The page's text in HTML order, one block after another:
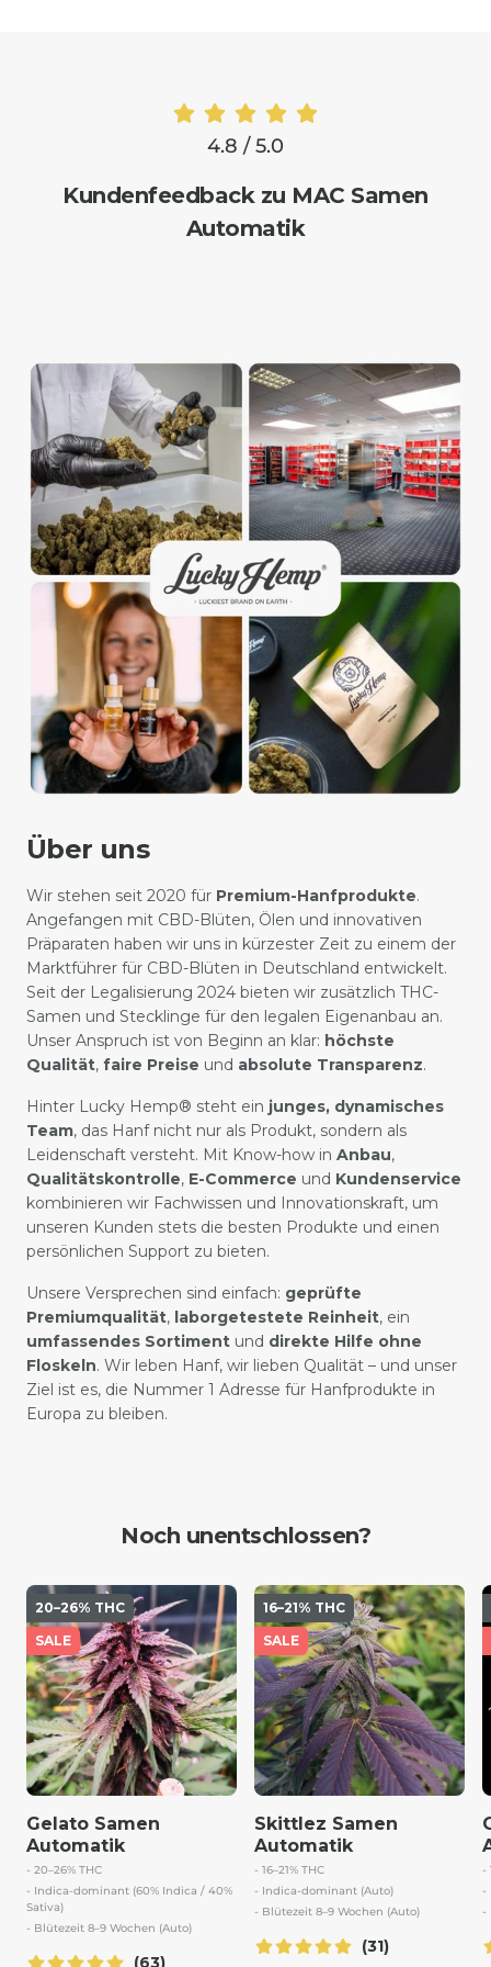
4.8 / 5.0
Kundenfeedback zu MAC Samen
Automatik
Über uns
Wir stehen seit 2020 für Premium-Hanfprodukte.
Angefangen mit CBD-Blüten, Ölen und innovativen
Präparaten haben wir uns in kürzester Zeit zu einem der
Marktführer für CBD-Blüten in Deutschland entwickelt.
Seit der Legalisierung 2024 bieten wir zusätzlich THC-
Samen und Stecklinge für den legalen Eigenanbau an.
Unser Anspruch ist von Beginn an klar: höchste
Qualität, faire Preise und absolute Transparenz.
Hinter Lucky Hemp® steht ein junges, dynamisches
Team, das Hanf nicht nur als Produkt, sondern als
Leidenschaft versteht. Mit Know-how in Anbau,
Qualitätskontrolle, E-Commerce und Kundenservice
kombinieren wir Fachwissen und Innovationskraft, um
unseren Kunden stets die besten Produkte und einen
persönlichen Support zu bieten.
Unsere Versprechen sind einfach: geprüfte
Premiumqualität, laborgetestete Reinheit, ein
umfassendes Sortiment und direkte Hilfe ohne
Floskeln. Wir leben Hanf, wir lieben Qualität – und unser
Ziel ist es, die Nummer 1 Adresse für Hanfprodukte in
Europa zu bleiben.
Noch unentschlossen?
20–26% THC
SALE
Gelato Samen
Automatik
- 20–26% THC
- Indica-dominant (60% Indica / 40%
Sativa)
- Blütezeit 8–9 Wochen (Auto)
(63)
16–21% THC
SALE
Skittlez Samen
Automatik
- 16–21% THC
- Indica-dominant (Auto)
- Blütezeit 8–9 Wochen (Auto)
(31)
-
-
-